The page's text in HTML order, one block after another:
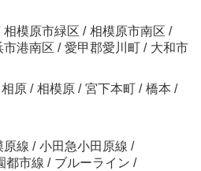
相模原市緑区 / 相模原市南区 /
市港南区 / 愛甲郡愛川町 / 大和市
相原 / 相模原 / 宮下本町 / 橋本 /
原線 / 小田急小田原線 /
都市線 / ブルーライン /